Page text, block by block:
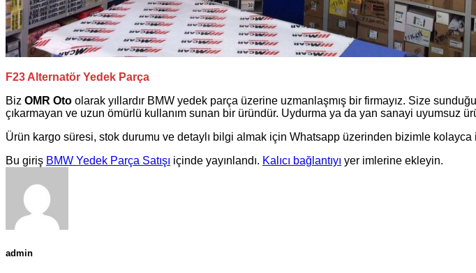
F23 Alternatör Yedek Parça
Biz OMR Oto olarak yıllardır BMW yedek parça üzerine uzmanlaşmış bir firmayız. Size
çıkarmayan ve uzun ömürlü kullanım sunan bir üründür. Uydurma ya da yan sanayi uyumsuz
Ürün kargo süresi, stok durumu ve detaylı bilgi almak için Whatsapp üzerinden bizimle
Bu giriş BMW Yedek Parça Satışı içinde yayınlandı. Kalıcı bağlantıyı yer imlerine ekleyin.
admin